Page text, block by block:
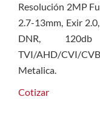
Resolución 2MP
2.7-13mm, Exir
DNR,
TVI/AHD/CVI/
Metalica.
Cotizar